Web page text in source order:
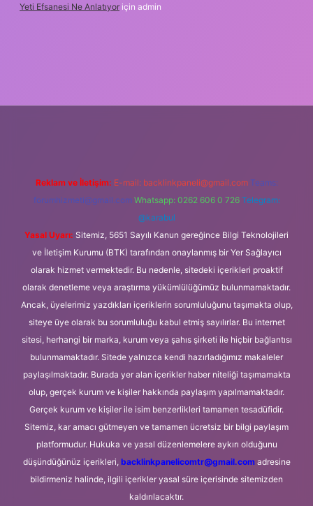
Yeti Efsanesi Ne Anlatıyor için admin
Reklam ve İletişim: E-mail: backlinkpaneli@gmail.com Teams:
forumhizmeti@gmail.com Whatsapp: 0262 606 0 726 Telegram:
@karabul
Yasal Uyarı: Sitemiz, 5651 Sayılı Kanun gereğince Bilgi Teknolojileri
ve İletişim Kurumu (BTK) tarafından onaylanmış bir Yer Sağlayıcı
olarak hizmet vermektedir. Bu nedenle, sitedeki içerikleri proaktif
olarak denetleme veya araştırma yükümlülüğümüz bulunmamaktadır.
Ancak, üyelerimiz yazdıkları içeriklerin sorumluluğunu taşımakta olup,
siteye üye olarak bu sorumluluğu kabul etmiş sayılırlar. Bu internet
sitesi, herhangi bir marka, kurum veya şahıs şirketi ile hiçbir bağlantısı
bulunmamaktadır. Sitede yalnızca kendi hazırladığımız makaleler
paylaşılmaktadır. Burada yer alan içerikler haber niteliği taşımamakta
olup, gerçek kurum ve kişiler hakkında paylaşım yapılmamaktadır.
Gerçek kurum ve kişiler ile isim benzerlikleri tamamen tesadüfidir.
Sitemiz, kar amacı gütmeyen ve tamamen ücretsiz bir bilgi paylaşım
platformudur. Hukuka ve yasal düzenlemelere aykırı olduğunu
düşündüğünüz içerikleri, backlinkpanelicomtr@gmail.comadresine
bildirmeniz halinde, ilgili içerikler yasal süre içerisinde sitemizden
kaldırılacaktır.